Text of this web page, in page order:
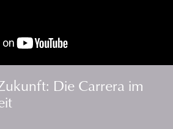
Die Carrera im